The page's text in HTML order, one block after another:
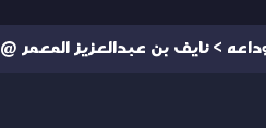
> نايف بن عبدالعزيز المعمر @naifbinmoammar